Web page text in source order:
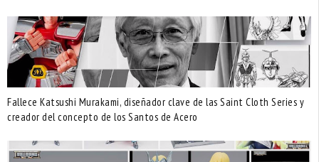
Fallece Katsushi Murakami, diseñador clave de las Saint Cloth Series y
creador del concepto de los Santos de Acero